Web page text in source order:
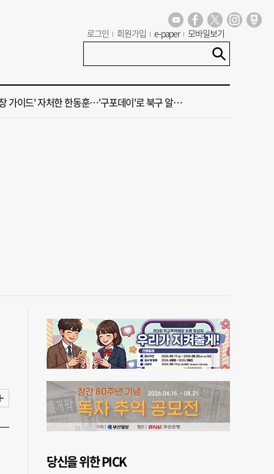
로그인 회원가입 e-paper 모바일보기
삽 뜬다더니… ‘범천기지창’ 다시 원점
는데, 또"…퇴임 앞두고 가짜 청첩장 뿌린 초등 교장 송치
가이드' 자처한 한동훈…'구포데이'로 북구 알리기 총력
당신을 위한 PICK